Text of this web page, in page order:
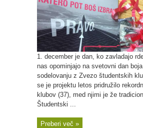
1. december je dan, ko zavladajo
nas opominjajo na svetovni dan
sodelovanju z Zvezo študentskih
se je projektu letos pridružilo
klubov (37), med njimi je že
Študentski ...
Preberi več »